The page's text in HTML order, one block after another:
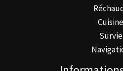
Cuisine
Survie